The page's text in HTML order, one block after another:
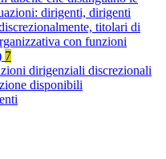
dirigenti, dirigenti
titolari di
con funzioni
7
dirigenziali discrezionali
disponibili